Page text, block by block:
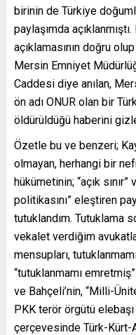
birinin de Türkiye
paylaşımda
açıklamasının doğru olup
Mersin Emniyet
Caddesi diye anılan,
ön adı ONUR olan bir
öldürüldüğü haberini
Özetle bu ve benzeri;
olmayan, herhangi bir
hükümetinin; “açık sınır”
politikasını” eleştiren
tutuklandım. Tutuklama
vekalet verdiğim
mensupları,
“tutuklanmamı
ve Bahçeli’nin, “Milli-
PKK terör örgütü
çerçevesinde Türk-Kürt-